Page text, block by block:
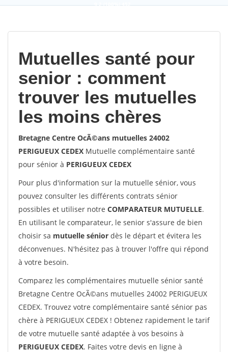
9,2(100%)452
Mutuelles santé pour
senior : comment
trouver les mutuelles
les moins chères
Bretagne Centre OcÃ©ans mutuelles 24002
PERIGUEUX CEDEX Mutuelle complémentaire santé
pour sénior à PERIGUEUX CEDEX
Pour plus d'information sur la mutuelle sénior, vous
pouvez consulter les différents contrats sénior
possibles et utiliser notre COMPARATEUR MUTUELLE.
En utilisant le comparateur, le senior s'assure de bien
choisir sa mutuelle sénior dès le départ et évitera les
déconvenues. N'hésitez pas à trouver l'offre qui répond
à votre besoin.
Comparez les complémentaires mutuelle sénior santé
Bretagne Centre OcÃ©ans mutuelles 24002 PERIGUEUX
CEDEX. Trouvez votre complémentaire santé sénior pas
chère à PERIGUEUX CEDEX ! Obtenez rapidement le tarif
de votre mutuelle santé adaptée à vos besoins à
PERIGUEUX CEDEX. Faites votre devis en ligne à